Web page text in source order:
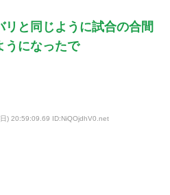
と同じように試合の合間
うになったで
) 20:59:09.69 ID:NiQOjdhV0 .net